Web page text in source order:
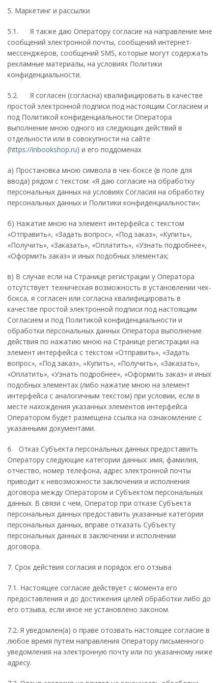
5. Маркетинг и рассылки
5.1. Я также даю Оператору согласие на направление мне
сообщений электронной почты, сообщений интернет-
мессенджеров, сообщений SMS, которые могут содержать
рекламные материалы, на условиях Политики
конфиденциальности.
5.2. Я согласен (согласна) квалифицировать в качестве
простой электронной подписи под настоящим Согласием и
под Политикой конфиденциальности Оператора
выполнение мною одного из следующих действий в
отдельности или в совокупности на сайте
(https://inbookshop.ru) и его поддоменах
а) Простановка мною символа в чек-боксе (в поле для
ввода) рядом с текстом: «Я даю согласие на обработку
персональных данных на условиях Согласия на обработку
персональных данных и Политики конфиденциальности»;
б) Нажатие мною на элемент интерфейса с текстом
«Отправить», «Задать вопрос», «Под заказ», «Купить»,
«Получить», «Заказать», «Оплатить», «Узнать подробнее»,
«Оформить заказ» и иных подобных элементах;
в) В случае если на Странице регистрации у Оператора
отсутствует техническая возможность в установлении чек-
бокса, я согласен или согласна квалифицировать в
качестве простой электронной подписи под настоящим
Согласием и под Политикой конфиденциальности и
обработки персональных данных Оператора выполнение
действия по нажатию мною на Странице регистрации на
элемент интерфейса с текстом «Отправить», «Задать
вопрос», «Под заказ», «Купить», «Получить», «Заказать»,
«Оплатить», «Узнать подробнее», «Оформить заказ» и иных
подобных элементах (либо нажатие мною на элемент
интерфейса с аналогичным текстом) при условии, если в
месте нахождения указанных элементов интерфейса
Оператором будет размещена ссылка на ознакомление с
указанными документами.
6. Отказ Субъекта персональных данных предоставить
Оператору следующие категории данных: имя, фамилия,
отчество, номер телефона, адрес электронной почты
приводит к невозможности заключения и исполнения
договора между Оператором и Субъектом персональных
данных. В связи с чем, Оператор при отказе Субъекта
персональных данных предоставить указанные категории
персональных данных, вправе отказать Субъекту
персональных данных в заключении и исполнении
договора.
7. Срок действия согласия и порядок его отзыва
7.1. Настоящее согласие действует с момента его
предоставления и до достижения целей обработки либо до
его отзыва, если иное не установлено законом.
7.2. Я уведомлен(а) о праве отозвать настоящее согласие в
любое время путем направления Оператору письменного
уведомления на электронную почту или по указанному ниже
адресу.